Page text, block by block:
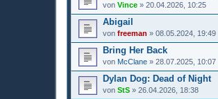
von Vince » 20.04.2026, 10:25
Abigail
von freeman » 08.05.2024, 19:49
Bring Her Back
von McClane » 28.07.2025, 10:07
Dylan Dog: Dead of Night
von StS » 26.04.2026, 18:38